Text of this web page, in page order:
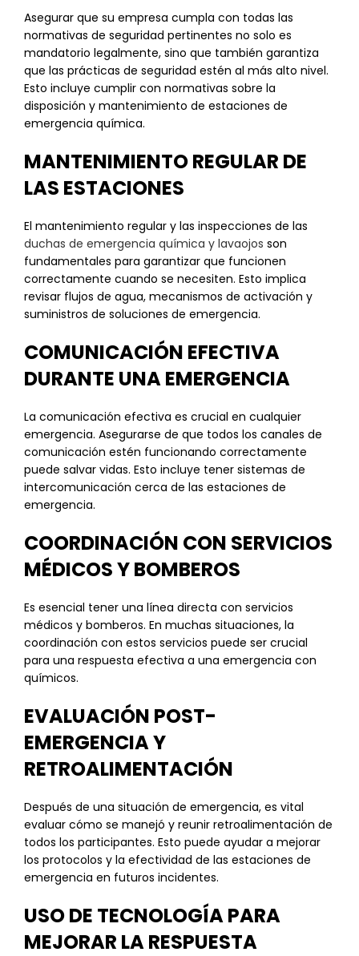
Asegurar que su empresa cumpla con todas las
normativas de seguridad pertinentes no solo es
mandatorio legalmente, sino que también garantiza
que las prácticas de seguridad estén al más alto nivel.
Esto incluye cumplir con normativas sobre la
disposición y mantenimiento de estaciones de
emergencia química.
MANTENIMIENTO REGULAR DE
LAS ESTACIONES
El mantenimiento regular y las inspecciones de las
duchas de emergencia química y lavaojos son
fundamentales para garantizar que funcionen
correctamente cuando se necesiten. Esto implica
revisar flujos de agua, mecanismos de activación y
suministros de soluciones de emergencia.
COMUNICACIÓN EFECTIVA
DURANTE UNA EMERGENCIA
La comunicación efectiva es crucial en cualquier
emergencia. Asegurarse de que todos los canales de
comunicación estén funcionando correctamente
puede salvar vidas. Esto incluye tener sistemas de
intercomunicación cerca de las estaciones de
emergencia.
COORDINACIÓN CON SERVICIOS
MÉDICOS Y BOMBEROS
Es esencial tener una línea directa con servicios
médicos y bomberos. En muchas situaciones, la
coordinación con estos servicios puede ser crucial
para una respuesta efectiva a una emergencia con
químicos.
EVALUACIÓN POST-
EMERGENCIA Y
RETROALIMENTACIÓN
Después de una situación de emergencia, es vital
evaluar cómo se manejó y reunir retroalimentación de
todos los participantes. Esto puede ayudar a mejorar
los protocolos y la efectividad de las estaciones de
emergencia en futuros incidentes.
USO DE TECNOLOGÍA PARA
MEJORAR LA RESPUESTA